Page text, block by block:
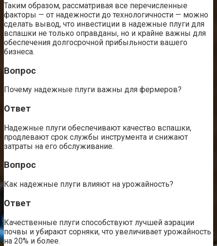
Таким образом, рассматривая все перечисленные
факторы — от надежности до технологичности — можно
сделать вывод, что инвестиции в надежные плуги для
вспашки не только оправданы, но и крайне важны для
обеспечения долгосрочной прибыльности вашего
бизнеса.
Вопрос
Почему надежные плуги важны для фермеров?
Ответ
Надежные плуги обеспечивают качество вспашки,
продлевают срок службы инструмента и снижают
затраты на его обслуживание.
Вопрос
Как надежные плуги влияют на урожайность?
Ответ
Качественные плуги способствуют лучшей аэрации
почвы и убирают сорняки, что увеличивает урожайность
на 20% и более.